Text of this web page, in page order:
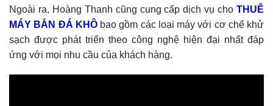
Ngoài ra, Hoàng Thanh cũng cung cấp dịch vụ cho THUÊ
MÁY BẮN ĐÁ KHÔbao gồm các loại máy với cơ chế khử
sạch được phát triển theo công nghệ hiện đại nhất đáp
ứng với mọi nhu cầu của khách hàng.